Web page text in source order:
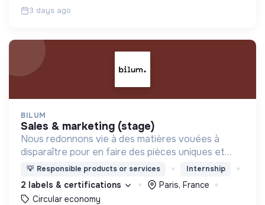
3 days ago
BILUM
sales & marketing (stage)
Nous redonnons vie à des matières vouées à
disparaître pour en faire des pièces uniques et
originales. Notre manufacture d’upcycling s'inscrit
en circuit court et dans l’économie sociale et
solidaire.
💡 Responsible products or services Internship
2 labels & certifications
Paris, France
Circular economy